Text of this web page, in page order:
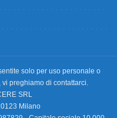
solo per uso personale o
preghiamo di contattarci.
SRL
Milano